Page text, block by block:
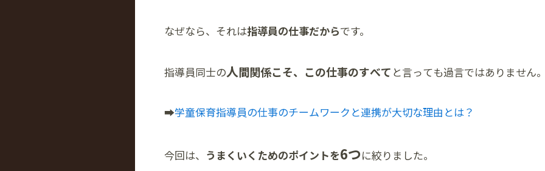
なぜなら、それは指導員の仕事だからです。
指導員同士の人間関係こそ、この仕事のすべて と言っても過言ではありません
➡学童保育指導員の仕事のチームワークと連携が大切な理由とは？
今回は、 うまくいくためのポイントを6つに絞りました。